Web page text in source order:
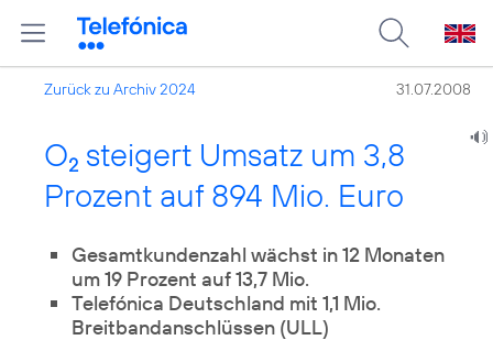
Zurück zu Archiv 2024 31.07.2008
O2 steigert Umsatz um 3,8
Prozent auf 894 Mio. Euro
Gesamtkundenzahl wächst in 12 Monaten
um 19 Prozent auf 13,7 Mio.
Telefónica Deutschland mit 1,1 Mio.
Breitbandanschlüssen (ULL)